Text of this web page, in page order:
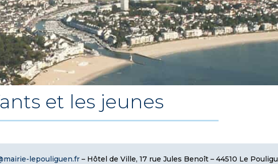
et les jeunes
lepouliguen.fr – Hôtel de Ville, 17 rue Jules Benoît – 44510 Le